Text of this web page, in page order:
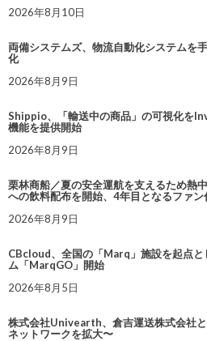
2026年8月10日
両備システムズ、物流自動化システムを
化
2026年8月9日
Shippio、「輸送中の商品」の可視化を
機能を提供開始
2026年8月9日
栗林商船／夏の安全運航を支えるため熱
への飲料配布を開始、4年目となるファ
2026年8月9日
CBcloud、全国の「Marq」施設を起点
ム「MarqGO」開始
2026年8月5日
株式会社Univearth、倉吉運送株式会社
ネットワークを拡大〜